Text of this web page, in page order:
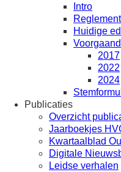
Intro
Reglement
Huidige
2017
2022
2024
Publicaties
Overzicht
Jaarboekjes
Kwartaalblad
Digitale
Leidse verhalen